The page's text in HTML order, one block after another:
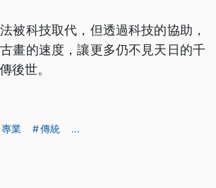
被科技取代，但透過科技的協助，
畫的速度，讓更多仍不見天日的千
後世。
專業 傳統 ...